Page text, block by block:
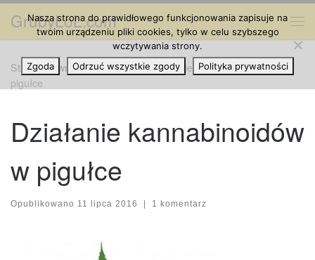
Przejdź do treści
GrubyLoL.com
Strona główna » Ciekawostki » Działanie kannabinoidów w
pigułce
Działanie kannabinoidów
w pigułce
Opublikowano 11 lipca 2016 | 1 komentarz
Nasza strona do prawidłowego funkcjonowania zapisuje na
twoim urządzeniu pliki cookies, tylko w celu szybszego
wczytywania strony.
Zgoda
Odrzuć wszystkie zgody Polityka prywatności